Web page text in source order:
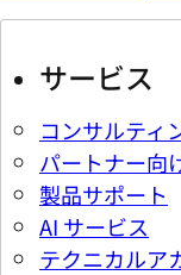
サービス
コンサルティ
パートナー向
製品サポート
AI サービス
テクニカルア